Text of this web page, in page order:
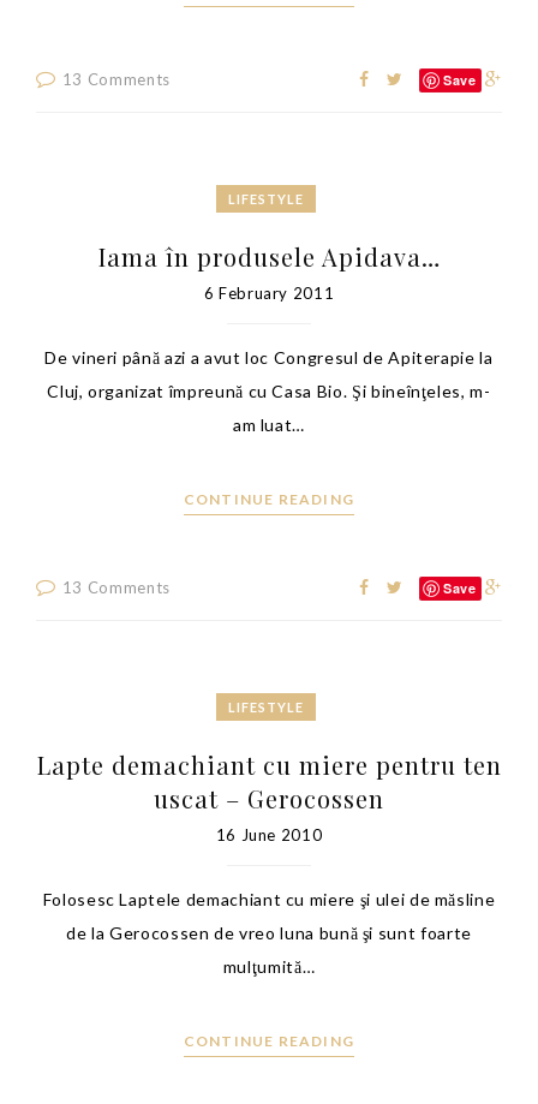
13 Comments Save
LIFESTYLE
Iama în produsele Apidava…
6 February 2011
De vineri până azi a avut loc Congresul de Apiterapie la
Cluj, organizat împreună cu Casa Bio. Şi bineînţeles, m-
am luat…
CONTINUE READING
13 Comments Save
LIFESTYLE
Lapte demachiant cu miere pentru ten
uscat – Gerocossen
16 June 2010
Folosesc Laptele demachiant cu miere şi ulei de măsline
de la Gerocossen de vreo luna bună şi sunt foarte
mulţumită…
CONTINUE READING